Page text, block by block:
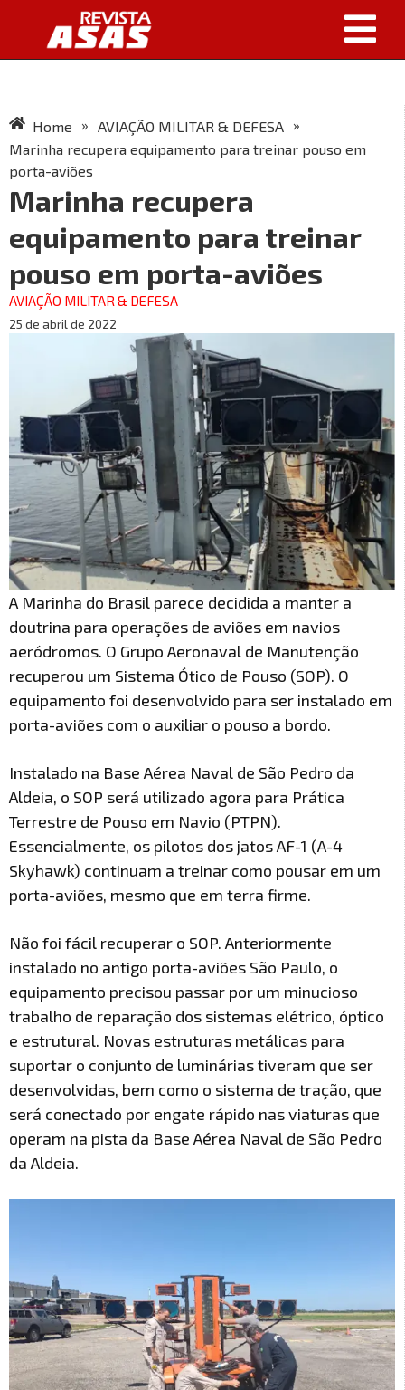
Home » AVIAÇÃO MILITAR & DEFESA »
Marinha recupera equipamento para treinar pouso em
porta-aviões
Marinha recupera
equipamento para treinar
pouso em porta-aviões
AVIAÇÃO MILITAR & DEFESA
25 de abril de 2022
A Marinha do Brasil parece decidida a manter a
doutrina para operações de aviões em navios
aeródromos. O Grupo Aeronaval de Manutenção
recuperou um Sistema Ótico de Pouso (SOP). O
equipamento foi desenvolvido para ser instalado em
porta-aviões com o auxiliar o pouso a bordo.
Instalado na Base Aérea Naval de São Pedro da
Aldeia, o SOP será utilizado agora para Prática
Terrestre de Pouso em Navio (PTPN).
Essencialmente, os pilotos dos jatos AF-1 (A-4
Skyhawk) continuam a treinar como pousar em um
porta-aviões, mesmo que em terra firme.
Não foi fácil recuperar o SOP. Anteriormente
instalado no antigo porta-aviões São Paulo, o
equipamento precisou passar por um minucioso
trabalho de reparação dos sistemas elétrico, óptico
e estrutural. Novas estruturas metálicas para
suportar o conjunto de luminárias tiveram que ser
desenvolvidas, bem como o sistema de tração, que
será conectado por engate rápido nas viaturas que
operam na pista da Base Aérea Naval de São Pedro
da Aldeia.